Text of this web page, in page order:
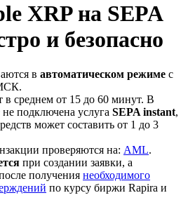
XRP на SEPA
и безопасно
в автоматическом режиме с
в среднем от 15 до 60 минут. В
не подключена услуга SEPA instant,
может составить от 1 до 3
проверяются на: AML.
при создании заявки, а
получения необходимого
по курсу биржи Rapira и